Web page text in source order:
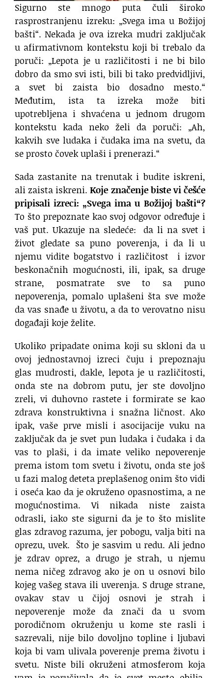
Sigurno ste mnogo puta čuli široko
rasprostranjenu izreku: „Svega ima u Božijoj
bašti“. Nekada je ova izreka mudri zaključak
u afirmativnom kontekstu koji bi trebalo da
poruči: „Lepota je u različitosti i ne bi bilo
dobro da smo svi isti, bili bi tako predvidljivi,
a svet bi zaista bio dosadno mesto.“
Međutim, ista ta izreka može biti
upotrebljena i shvaćena u jednom drugom
kontekstu kada neko želi da poruči: „Ah,
kakvih sve ludaka i čudaka ima na svetu, da
se prosto čovek uplaši i prenerazi.“
Sada zastanite na trenutak i budite iskreni,
ali zaista iskreni.Koje značenje biste vi češće
pripisali izreci: „Svega ima u Božijoj bašti“?
To što prepoznate kao svoj odgovor određuje i
vaš put. Ukazuje na sledeće: da li na svet i
život gledate sa puno poverenja, i da li u
njemu vidite bogatstvo i različitost i izvor
beskonačnih mogućnosti, ili, ipak, sa druge
strane, posmatrate sve to sa puno
nepoverenja, pomalo uplašeni šta sve može
da vas snađe u životu, a da to verovatno nisu
događaji koje želite.
Ukoliko pripadate onima koji su skloni da u
ovoj jednostavnoj izreci čuju i prepoznaju
glas mudrosti, dakle, lepota je u različitosti,
onda ste na dobrom putu, jer ste dovoljno
zreli, vi duhovno rastete i formirate se kao
zdrava konstruktivna i snažna ličnost. Ako
ipak, vaše prve misli i asocijacije vuku na
zaključak da je svet pun ludaka i čudaka i da
vas to plaši, i da imate veliko nepoverenje
prema istom tom svetu i životu, onda ste još
u fazi malog deteta preplašenog onim što vidi
i oseća kao da je okruženo opasnostima, a ne
mogućnostima. Vi nikada niste zaista
odrasli, iako ste sigurni da je to što mislite
glas zdravog razuma, jer pobogu, valja biti na
oprezu, uvek. Što je sasvim u redu. Ali jedno
je zdrav oprez, a drugo je strah, u njemu
nema ničeg zdravog ako je on u osnovi bilo
kojeg vašeg stava ili uverenja. S druge strane,
ovakav stav u čijoj osnovi je strah i
nepoverenje može da znači da u svom
porodičnom okruženju u kome ste rasli i
sazrevali, nije bilo dovoljno topline i ljubavi
koja bi vam ulivala poverenje prema životu i
svetu. Niste bili okruženi atmosferom koja